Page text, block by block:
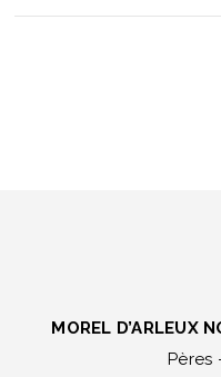
MOREL D’ARLEUX
Pères